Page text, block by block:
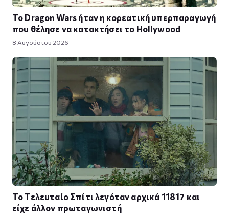
Το Dragon Wars ήταν η κορεατική υπερπαραγωγή
που θέλησε να κατακτήσει το Hollywood
8 Αυγούστου 2026
Το Τελευταίο Σπίτι λεγόταν αρχικά 11817 και
είχε άλλον πρωταγωνιστή